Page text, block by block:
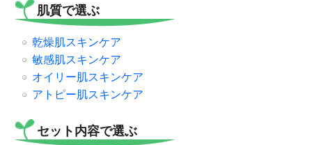
肌質で選ぶ
乾燥肌スキンケア
敏感肌スキンケア
オイリー肌スキンケア
アトピー肌スキンケア
セット内容で選ぶ